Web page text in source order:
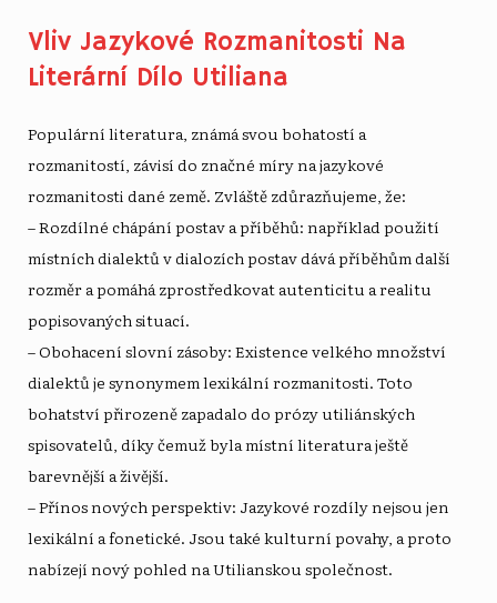
Vliv Jazykové Rozmanitosti Na
Literární Dílo Utiliana
Populární literatura, známá svou bohatostí a
rozmanitostí, závisí do značné míry na jazykové
rozmanitosti dané země. Zvláště zdůrazňujeme, že:
– Rozdílné chápání postav a příběhů: například použití
místních dialektů v dialozích postav dává příběhům další
rozměr a pomáhá zprostředkovat autenticitu a realitu
popisovaných situací.
– Obohacení slovní zásoby: Existence velkého množství
dialektů je synonymem lexikální rozmanitosti. Toto
bohatství přirozeně zapadalo do prózy utiliánských
spisovatelů, díky čemuž byla místní literatura ještě
barevnější a živější.
– Přínos nových perspektiv: Jazykové rozdíly nejsou jen
lexikální a fonetické. Jsou také kulturní povahy, a proto
nabízejí nový pohled na Utilianskou společnost.